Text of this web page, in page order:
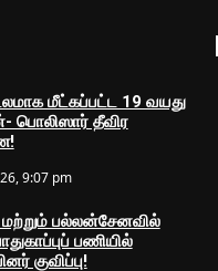
மீட்கப்பட்ட 19 வயது
தீவிர
9:07 pm
மற்றும் பல்லன்சேனவில்
பணியில்
குவிப்பு!